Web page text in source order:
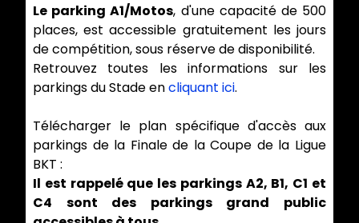
Le parking A1/Motos, d'une capacité de 500
places, est accessible gratuitement les jours
de compétition, sous réserve de disponibilité.
Retrouvez toutes les informations sur les
parkings du Stade encliquant ici.
Télécharger le plan spécifique d'accès aux
parkings de la Finale de la Coupe de la Ligue
BKT :
Il est rappelé que les parkings A2, B1, C1 et
C4 sont des parkings grand public